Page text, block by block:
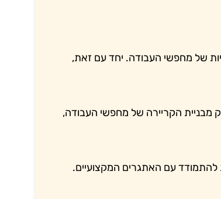
של מחפשי העבודה. יחד עם זאת,
מבניית הקריירה של מחפשי העבודה,
להתמודד עם האתגרים המקצועיים.